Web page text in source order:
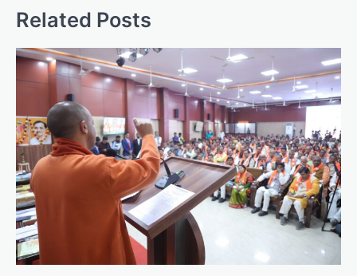
Related Posts